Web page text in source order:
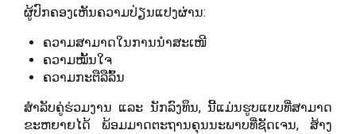
ຜູ້ປົກຄອງເຫັນຄວາມປ່ຽນແປງຜ່ານ:
ຄວາມສາມາດໃນການນຳສະເໜີ
ຄວາມໝັ້ນໃຈ
ຄວາມກະຕືລືລົ້ນ
ສຳລັບຄູ່ຮ່ວມງານ ແລະ ນັກລົງທຶນ, ນີ້ແມ່ນຮູບແບບທີ່ສາມາດ
ຂະຫຍາຍໄດ້ ພ້ອມມາດຕະຖານຄຸນນະພາບທີ່ຊັດເຈນ, ສ້າງ